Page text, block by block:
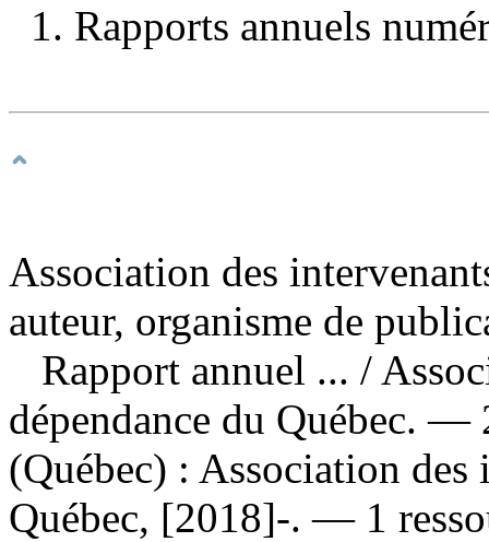
1. Rapports annuels
Association des
auteur, organisme de
Rapport annuel ... /
dépendance du Québec.
(Québec) : Association des
Québec, [2018]-. — 1